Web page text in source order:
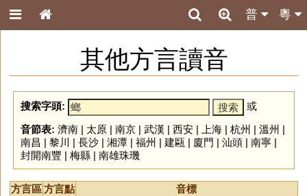
粵
普
其他方言讀音
搜索字頭:
或
音節表: 濟南| 太原| 南京| 武漢 | 西安| 上海| 杭州 | 溫州 |
南昌 | 黎川 | 長沙| 湘潭| 福州 | 建甌 | 廈門 | 汕頭| 南寧|
封開南豐 | 梅縣| 南雄珠璣
方言區方言點 音標